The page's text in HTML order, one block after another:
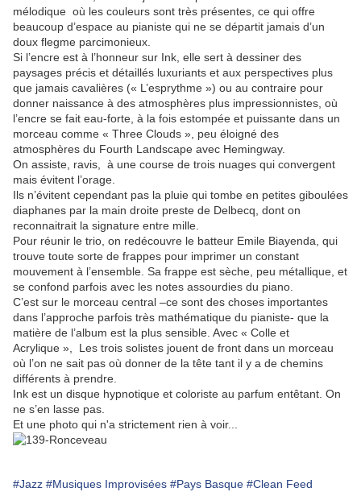
mélodique où les couleurs sont très présentes, ce qui offre
beaucoup d’espace au pianiste qui ne se départit jamais d’un
doux flegme parcimonieux.
Si l’encre est à l’honneur sur Ink, elle sert à dessiner des
paysages précis et détaillés luxuriants et aux perspectives plus
que jamais cavalières (« L’esprythme ») ou au contraire pour
donner naissance à des atmosphères plus impressionnistes, où
l’encre se fait eau-forte, à la fois estompée et puissante dans un
morceau comme « Three Clouds », peu éloigné des
atmosphères du Fourth Landscape avec Hemingway.
On assiste, ravis, à une course de trois nuages qui convergent
mais évitent l’orage.
Ils n’évitent cependant pas la pluie qui tombe en petites giboulées
diaphanes par la main droite preste de Delbecq, dont on
reconnaitrait la signature entre mille.
Pour réunir le trio, on redécouvre le batteur Emile Biayenda, qui
trouve toute sorte de frappes pour imprimer un constant
mouvement à l’ensemble. Sa frappe est sèche, peu métallique, et
se confond parfois avec les notes assourdies du piano.
C’est sur le morceau central –ce sont des choses importantes
dans l’approche parfois très mathématique du pianiste- que la
matière de l’album est la plus sensible. Avec « Colle et
Acrylique », Les trois solistes jouent de front dans un morceau
où l’on ne sait pas où donner de la tête tant il y a de chemins
différents à prendre.
Ink est un disque hypnotique et coloriste au parfum entêtant. On
ne s’en lasse pas.
Et une photo qui n'a strictement rien à voir...
#Jazz #Musiques Improvisées #Pays Basque #Clean Feed